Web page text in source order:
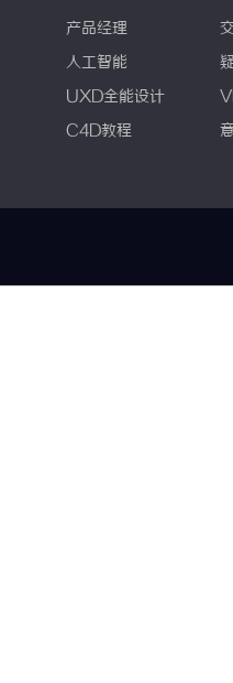
产品经理
人工智能
UXD全能设计
C4D教程